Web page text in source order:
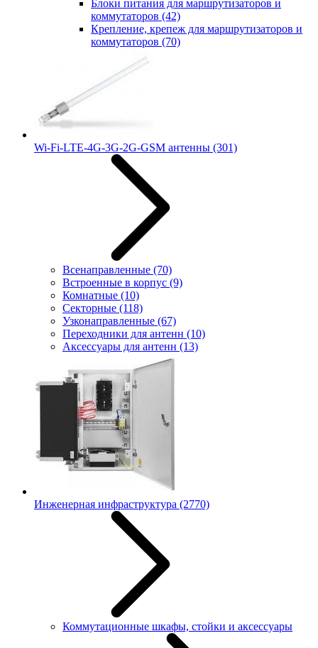
Блоки питания для маршрутизаторов и
коммутаторов (42)
Крепление, крепеж для маршрутизаторов и
коммутаторов (70)
Wi-Fi-LTE-4G-3G-2G-GSM антенны (301)
Всенаправленные (70)
Встроенные в корпус (9)
Комнатные (10)
Секторные (118)
Узконаправленные (67)
Переходники для антенн (10)
Аксессуары для антенн (13)
Инженерная инфраструктура (2770)
Коммутационные шкафы, стойки и аксессуары